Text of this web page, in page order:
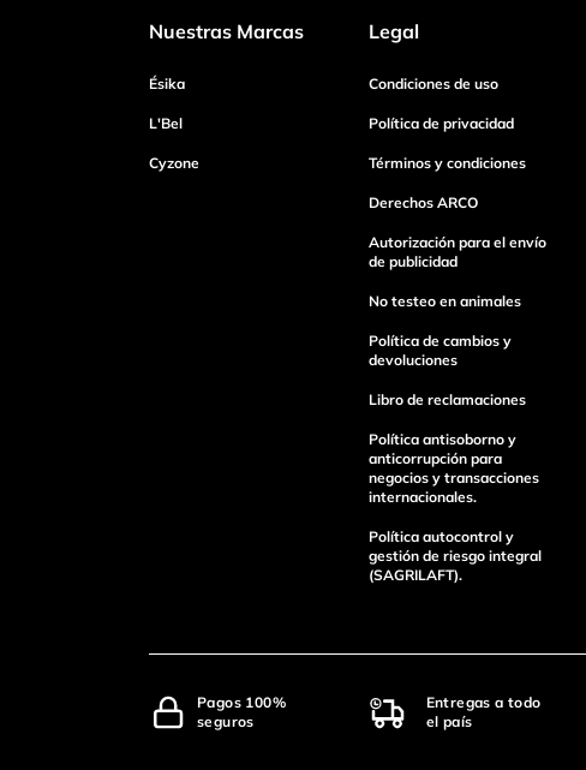
Nuestras Marcas
Ésika
L'Bel
Cyzone
Legal
Condiciones de uso
Política de privacidad
Términos y condiciones
Derechos ARCO
Autorización para el envío
de publicidad
No testeo en animales
Política de cambios y
devoluciones
Libro de reclamaciones
Política antisoborno y
anticorrupción para
negocios y transacciones
internacionales.
Política autocontrol y
gestión de riesgo integral
(SAGRILAFT).
Pagos 100%
seguros
Entregas a todo
el país